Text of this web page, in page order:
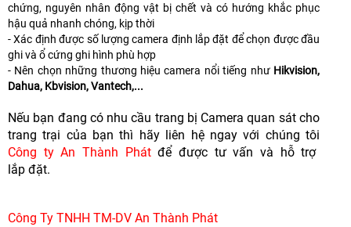
chứng, nguyên nhân động vật bị chết và có hướng khắc phục
hậu quả nhanh chóng, kịp thời
- Xác định được số lượng camera định lắp đặt để chọn được đầu
ghi và ổ cứng ghi hình phù hợp
- Nên chọn những thương hiệu camera nổi tiếng nhưHikvision,
Dahua, Kbvision, Vantech,...
Nếu bạn đang có nhu cầu trang bị Camera quan sát cho
trang trại của bạn thì hãy liên hệ ngay với chúng tôi
Công ty An Thành Phátđể được tư vấn và hỗ trợ
lắp đặt.
Công Ty TNHH TM-DV An Thành Phát